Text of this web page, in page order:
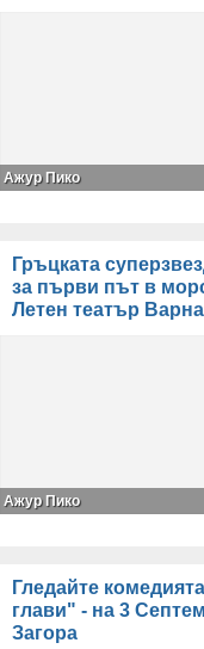
Ажур Пико
Гръцката
за първи път в
Летен театър Варна
Ажур Пико
Гледайте
глави" - на 3
Загора